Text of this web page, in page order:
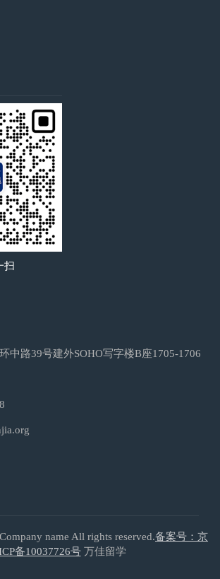
扫
中路39号建外SOHO写字楼B座1705-1706
name All rights reserved.备案号：京
备10037726号万佳留学